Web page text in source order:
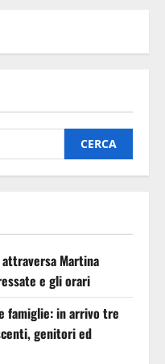
Martina
e gli orari
famiglie: in arrivo tre
genitori ed